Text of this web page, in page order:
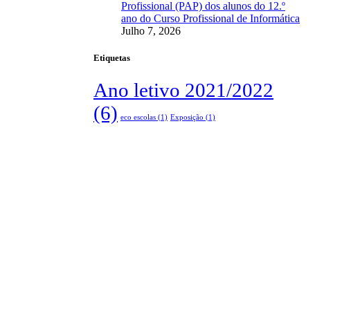
Profissional (PAP) dos alunos do 12.º
ano do Curso Profissional de Informática
Julho 7, 2026
Etiquetas
Ano letivo 2021/2022
(6) eco escolas (1) Exposição (1)